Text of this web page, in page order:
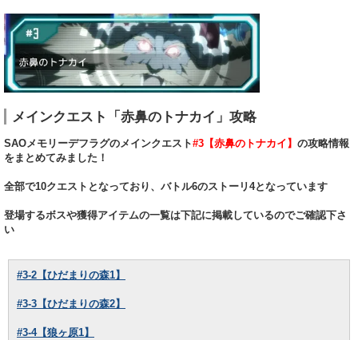
メインクエスト「赤鼻のトナカイ」攻略
SAOメモリーデフラグのメインクエスト#3【赤鼻のトナカイ】 の攻略情報
をまとめてみました！
全部で10クエストとなっており、バトル6のストーリ4となっています
登場するボスや獲得アイテムの一覧は下記に掲載しているのでご確認下さ
い
#3-2【ひだまりの森1】
#3-3【ひだまりの森2】
#3-4【狼ヶ原1】